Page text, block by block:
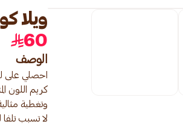
ويلا
60
الوصف
كريم اللون
لا تسبب